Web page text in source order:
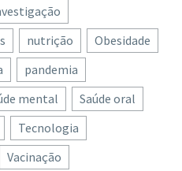
nutrição
Obesidade
pandemia
mental
Saúde oral
Tecnologia
Vacinação